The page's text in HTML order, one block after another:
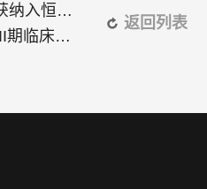
宝济药业-B-H股获纳入恒生综合指数成分股名单，有望成为港股通标的
宝济药业KJ103 III期临床试验启动会 中国原创药物引领抗GBM病治疗新纪元‌
返回列表